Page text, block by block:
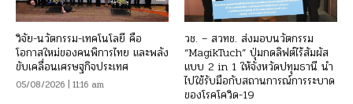
วิจัย-นวัตกรรม-เทคโนโลยี คือ
โอกาสใหม่ของคนพิการไทย และพลัง
ขับเคลื่อนเศรษฐกิจประเทศ
05/08/2026 | 11:16 am
วช. – สวทช. ส่งมอบนวัตกรรม
“MagikTuch” ปุ่มกดลิฟต์ไร้สัมผัส
แบบ 2 in 1 ให้จังหวัดปทุมธานี นำ
ไปใช้รับมือกับสถานการณ์การระบาด
ของโรคโควิด-19